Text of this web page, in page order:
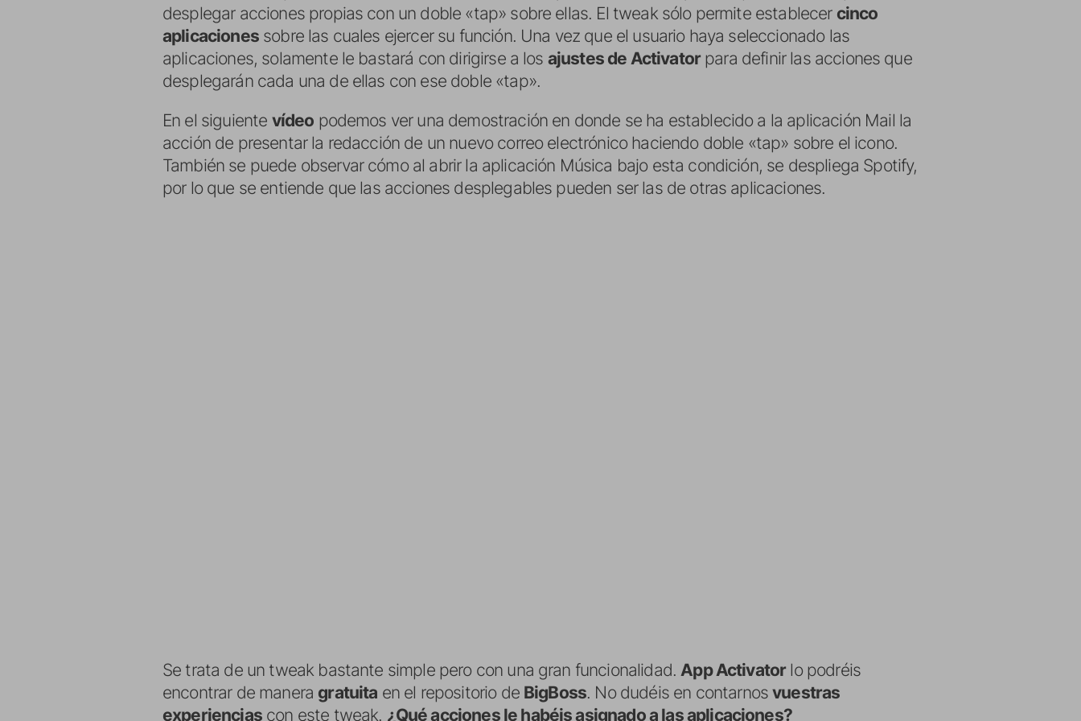
desplegar acciones propias con un doble «tap» sobre ellas. El tweak sólo permite establecer cinco
aplicacionessobre las cuales ejercer su función. Una vez que el usuario haya seleccionado las
aplicaciones, solamente le bastará con dirigirse a los ajustes de Activatorpara definir las acciones que
desplegarán cada una de ellas con ese doble «tap».
En el siguiente vídeo podemos ver una demostración en donde se ha establecido a la aplicación Mail la
acción de presentar la redacción de un nuevo correo electrónico haciendo doble «tap» sobre el icono.
También se puede observar cómo al abrir la aplicación Música bajo esta condición, se despliega Spotify,
por lo que se entiende que las acciones desplegables pueden ser las de otras aplicaciones.
Se trata de un tweak bastante simple pero con una gran funcionalidad. App Activatorlo podréis
encontrar de manera gratuita en el repositorio de BigBoss. No dudéis en contarnosvuestras
experienciascon este tweak. ¿Qué acciones le habéis asignado a las aplicaciones?